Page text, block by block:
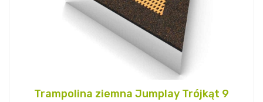
Trampolina ziemna Jumplay Trójkąt 9